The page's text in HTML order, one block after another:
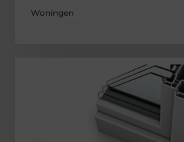
Woningen